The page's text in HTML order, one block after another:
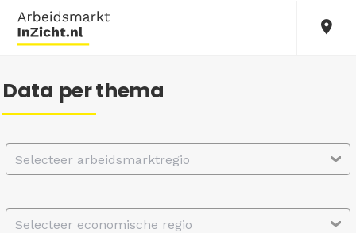
Data per thema
Selecteer arbeidsmarktregio
Selecteer economische regio